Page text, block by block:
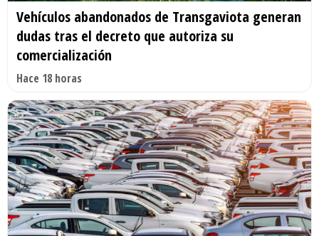
Vehículos abandonados de Transgaviota generan
dudas tras el decreto que autoriza su
comercialización
Hace 18 horas